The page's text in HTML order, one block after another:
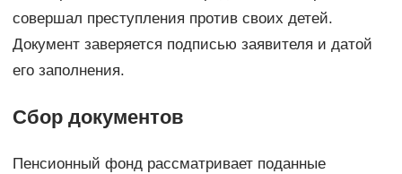
совершал преступления против своих детей.
Документ заверяется подписью заявителя и датой
его заполнения.
Сбор документов
Пенсионный фонд рассматривает поданные